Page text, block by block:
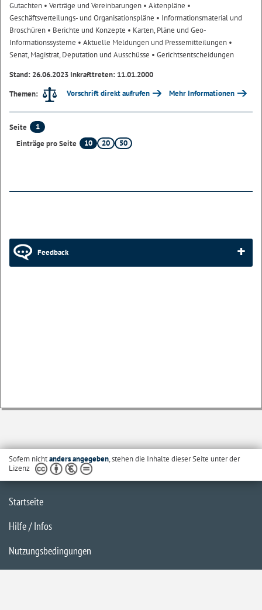
Gutachten • Verträge und Vereinbarungen • Aktenpläne •
Geschäftsverteilungs- und Organisationspläne • Informationsmaterial und
Broschüren • Berichte und Konzepte • Karten, Pläne und Geo-
Informationssysteme • Aktuelle Meldungen und Pressemitteilungen •
Senat, Magistrat, Deputation und Ausschüsse • Gerichtsentscheidungen
Stand: 26.06.2023 Inkrafttreten: 11.01.2000
Themen:
Vorschrift direkt aufrufen Mehr Informationen
Seite
1
Einträge pro Seite
10 20 50
Feedback
Sofern nichtanders angegeben, stehen die Inhalte dieser Seite unter der
Lizenz
Startseite
Hilfe / Infos
Nutzungsbedingungen